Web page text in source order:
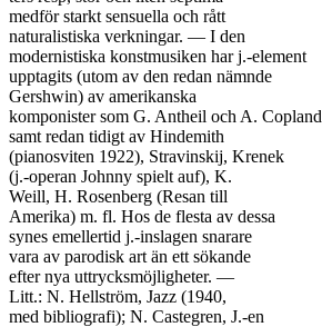
medför starkt sensuella och rått
naturalistiska verkningar. — I den
modernistiska konstmusiken har j.-element
upptagits (utom av den redan nämnde
Gershwin) av amerikanska
komponister som G. Antheil och A. Copland
samt redan tidigt av Hindemith
(pianosviten 1922), Stravinskij, Krenek
(j.-operan Johnny spielt auf), K.
Weill, H. Rosenberg (Resan till
Amerika) m. fl. Hos de flesta av dessa
synes emellertid j.-inslagen snarare
vara av parodisk art än ett sökande
efter nya uttrycksmöjligheter. —
Litt.: N. Hellström, Jazz (1940,
med bibliografi); N. Castegren, J.-en